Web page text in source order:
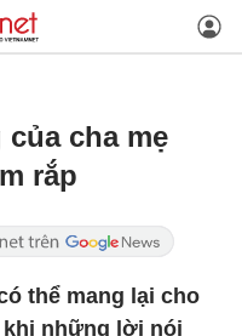
cha mẹ
rắp
thể mang lại cho
những lời nói